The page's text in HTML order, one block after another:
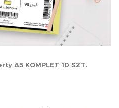
A5 KOMPLET 10 SZT.